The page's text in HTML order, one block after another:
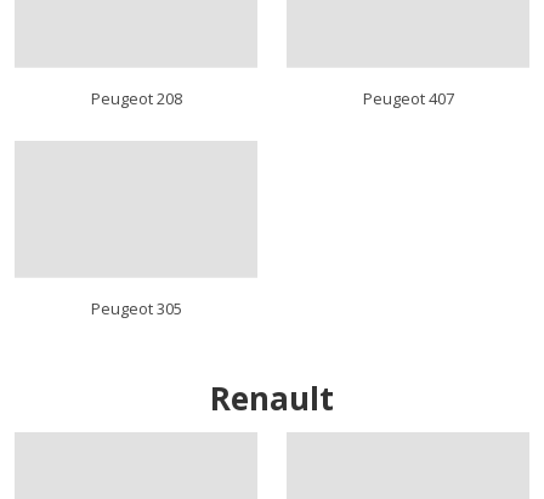
Peugeot 208 Peugeot 407
Peugeot 305
Renault